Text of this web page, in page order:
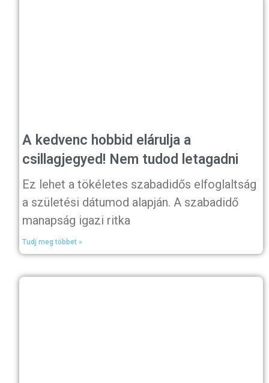
A kedvenc hobbid elárulja a
csillagjegyed! Nem tudod letagadni
Ez lehet a tökéletes szabadidős elfoglaltság
a születési dátumod alapján. A szabadidő
manapság igazi ritka
Tudj meg többet »